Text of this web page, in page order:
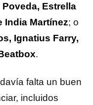
Poveda, Estrella
India Martínez; o
Ignatius Farry,
.
falta un buen
incluidos